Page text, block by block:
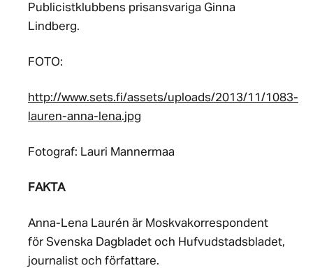
Publicistklubbens prisansvariga Ginna
Lindberg.
FOTO:
http://www.sets.fi/assets/uploads/2013/11/1083-
lauren-anna-lena.jpg
Fotograf: Lauri Mannermaa
FAKTA
Anna-Lena Laurén är Moskvakorrespondent
för Svenska Dagbladet och Hufvudstadsbladet,
journalist och författare.